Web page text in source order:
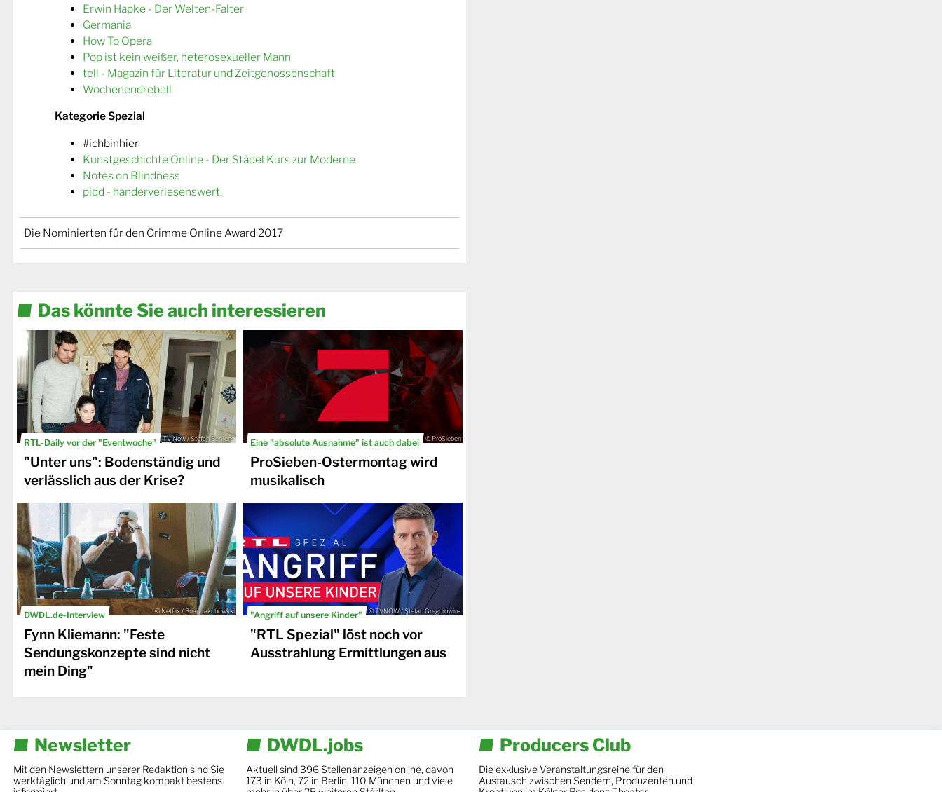
Erwin Hapke - Der Welten-Falter
Germania
How To Opera
Pop ist kein weißer, heterosexueller Mann
tell - Magazin für Literatur und Zeitgenossenschaft
Wochenendrebell
Kategorie Spezial
#ichbinhier
Kunstgeschichte Online - Der Städel Kurs zur Moderne
Notes on Blindness
piqd - handerverlesenswert.
Die Nominierten für den Grimme Online Award 2017
Das könnte Sie auch interessieren
RTL-Daily vor der "Eventwoche" © TV Now / Stefan Behrens
"Unter uns": Bodenständig und
verlässlich aus der Krise?
Eine "absolute Ausnahme" ist auch dabei © ProSieben
ProSieben-Ostermontag wird
musikalisch
DWDL.de-Interview © Netflix / Brian Jakubowski
Fynn Kliemann: "Feste
Sendungskonzepte sind nicht
mein Ding"
"Angriff auf unsere Kinder" © TVNOW / Stefan Gregorowius
"RTL Spezial" löst noch vor
Ausstrahlung Ermittlungen aus
Newsletter
Mit den Newslettern unserer Redaktion sind Sie
werktäglich und am Sonntag kompakt bestens
DWDL.jobs
Aktuell sind 396 Stellenanzeigen online, davon
173 in Köln, 72 in Berlin, 110 München und viele
Producers Club
Die exklusive Veranstaltungsreihe für den
Austausch zwischen Sendern, Produzenten und